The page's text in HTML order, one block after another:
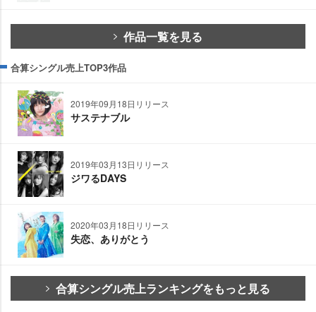
作品一覧を見る
合算シングル売上TOP3作品
2019年09月18日リリース
サステナブル
2019年03月13日リリース
ジワるDAYS
2020年03月18日リリース
失恋、ありがとう
合算シングル売上ランキングをもっと見る